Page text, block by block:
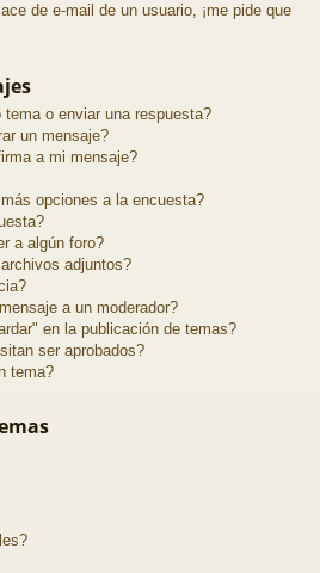
de e-mail de un usuario, ¡me pide que
o enviar una respuesta?
un mensaje?
a mi mensaje?
opciones a la encuesta?
a algún foro?
adjuntos?
a un moderador?
en la publicación de temas?
ser aprobados?
tema?